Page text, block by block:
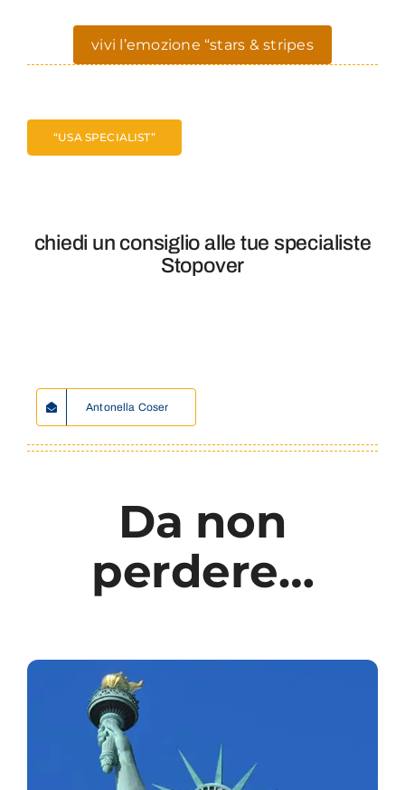
vivi l’emozione “stars & stripes
“USA SPECIALIST”
chiedi un consiglio alle tue specialiste
Stopover
Antonella Coser
Da non
perdere…